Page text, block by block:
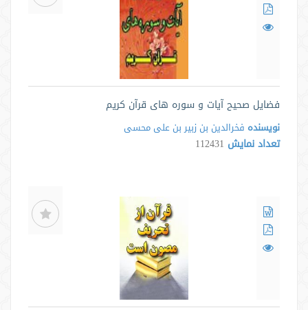
فضایل صحیح آیات و سوره های قرآن کریم
نویسنده فخرالدین بن زبیر بن علی محسی
تعداد نمایش 112431